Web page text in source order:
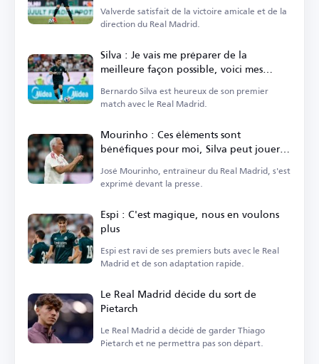
Valverde satisfait de la victoire amicale et de la
direction du Real Madrid.
Silva : Je vais me préparer de la
meilleure façon possible, voici mes
qualités
Bernardo Silva est heureux de son premier
match avec le Real Madrid.
Mourinho : Ces éléments sont
bénéfiques pour moi, Silva peut jouer à
plusieurs postes
José Mourinho, entraîneur du Real Madrid, s'est
exprimé devant la presse.
Espi : C'est magique, nous en voulons
plus
Espi est ravi de ses premiers buts avec le Real
Madrid et de son adaptation rapide.
Le Real Madrid décide du sort de
Pietarch
Le Real Madrid a décidé de garder Thiago
Pietarch et ne permettra pas son départ.